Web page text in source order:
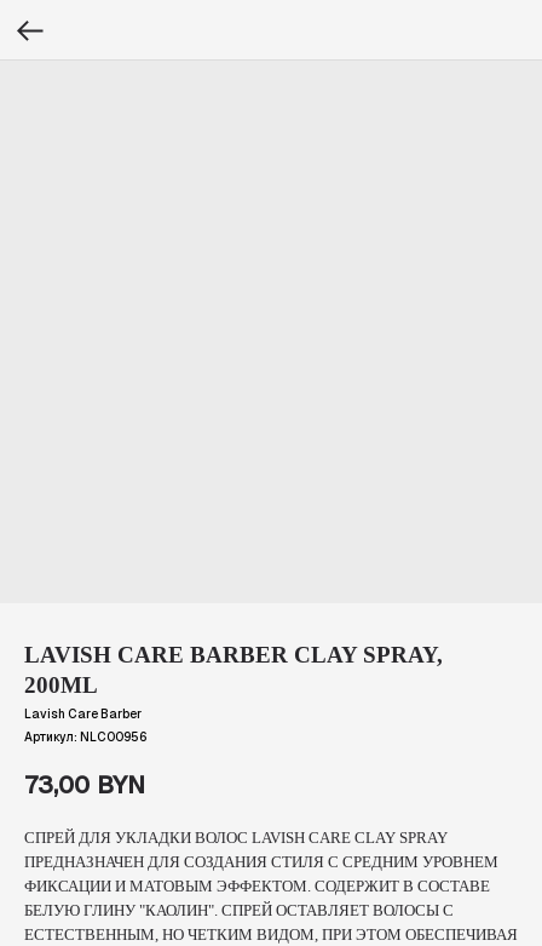
LAVISH CARE BARBER CLAY SPRAY,
200ML
Lavish Care Barber
Артикул: NLC00956
73,00 BYN
СПРЕЙ ДЛЯ УКЛАДКИ ВОЛОС LAVISH CARE CLAY SPRAY
ПРЕДНАЗНАЧЕН ДЛЯ СОЗДАНИЯ СТИЛЯ С СРЕДНИМ УРОВНЕМ
ФИКСАЦИИ И МАТОВЫМ ЭФФЕКТОМ. СОДЕРЖИТ В СОСТАВЕ
БЕЛУЮ ГЛИНУ "КАОЛИН". СПРЕЙ ОСТАВЛЯЕТ ВОЛОСЫ С
ЕСТЕСТВЕННЫМ, НО ЧЕТКИМ ВИДОМ, ПРИ ЭТОМ ОБЕСПЕЧИВАЯ